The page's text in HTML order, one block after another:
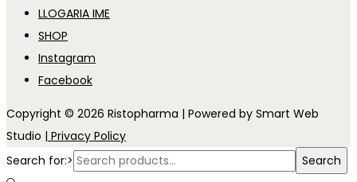
LLOGARIA IME
SHOP
Instagram
Facebook
Copyright © 2026 Ristopharma | Powered by Smart Web
Studio | Privacy Policy
Search for:>
Search